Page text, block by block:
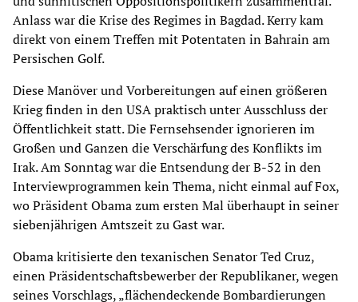
Anlass war die Krise des Regimes in Bagdad. Kerry kam
direkt von einem Treffen mit Potentaten in Bahrain am
Persischen Golf.
Diese Manöver und Vorbereitungen auf einen größeren
Krieg finden in den USA praktisch unter Ausschluss der
Öffentlichkeit statt. Die Fernsehsender ignorieren im
Großen und Ganzen die Verschärfung des Konflikts im
Irak. Am Sonntag war die Entsendung der B-52 in den
Interviewprogrammen kein Thema, nicht einmal auf Fox,
wo Präsident Obama zum ersten Mal überhaupt in seiner
siebenjährigen Amtszeit zu Gast war.
Obama kritisierte den texanischen Senator Ted Cruz,
einen Präsidentschaftsbewerber der Republikaner, wegen
seines Vorschlags, „flächendeckende Bombardierungen